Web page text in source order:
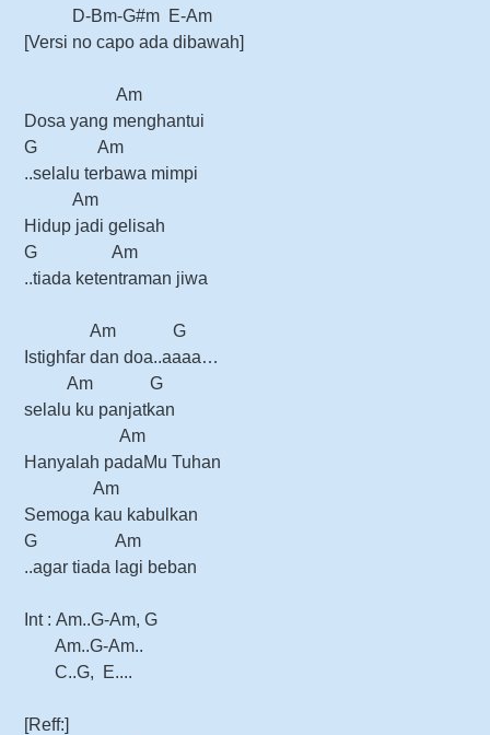
D-Bm-G#m E-Am
[Versi no capo ada dibawah]
Am
Dosa yang menghantui
G Am
..selalu terbawa mimpi
Am
Hidup jadi gelisah
G Am
..tiada ketentraman jiwa
Am G
Istighfar dan doa..aaaa…
Am G
selalu ku panjatkan
Am
Hanyalah padaMu Tuhan
Am
Semoga kau kabulkan
G Am
..agar tiada lagi beban
Int : Am..G-Am, G
Am..G-Am..
C..G,
E....
[Reff:]